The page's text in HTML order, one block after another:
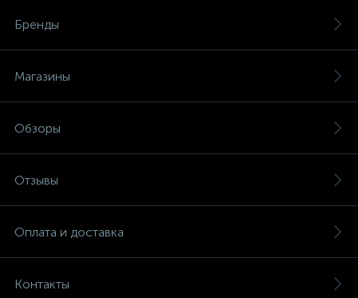
Бренды
Магазины
Обзоры
Отзывы
Оплата и доставка
Контакты